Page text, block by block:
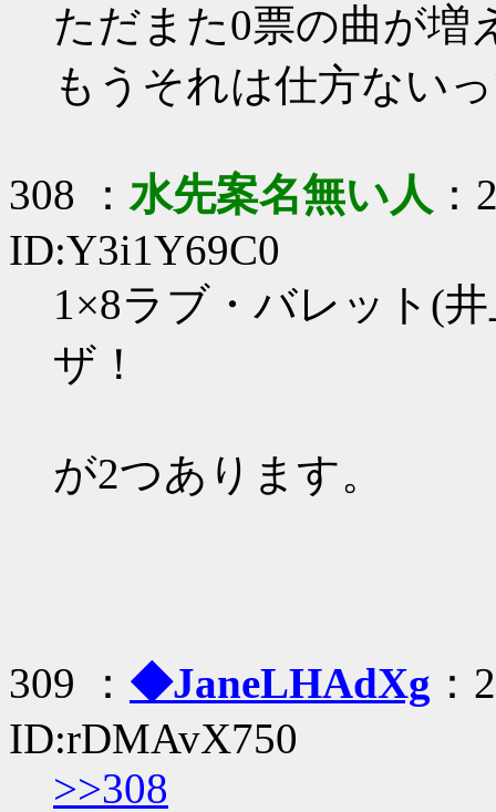
ただまた0票の曲が増
もうそれは仕方ない
308 ：水先案名無い人
ID:Y3i1Y69C0
1×8ラブ・バレット(
ザ！
が2つあります。
309 ： ◆JaneLHAdXg
ID:rDMAvX750
>>308